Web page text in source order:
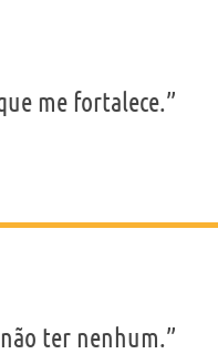
me fortalece.”
ter nenhum.”